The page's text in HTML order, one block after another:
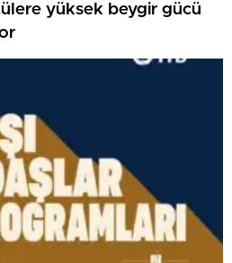
yüksek beygir gücü